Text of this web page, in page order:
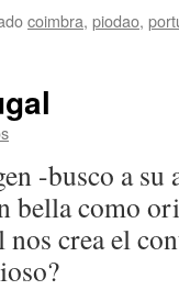
coimbra, piodao,
-busco a
bella como
nos crea el